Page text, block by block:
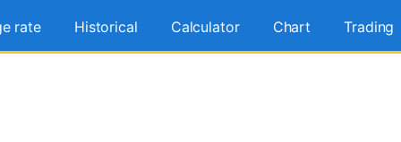
rate Historical Calculator Chart Trading